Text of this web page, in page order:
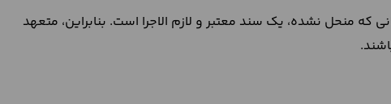
که منحل نشده، یک سند معتبر و لازم الاجرا است. بنابراین، متعهد